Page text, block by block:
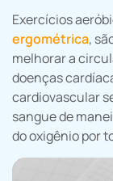
Exercícios
ergométrica,
melhorar a
doenças
cardiovascular
sangue de
do oxigênio por